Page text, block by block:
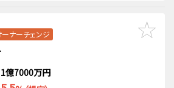
ーナーチェンジ
1億7000万円